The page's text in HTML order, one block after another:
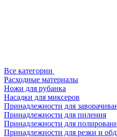
Все категории
Расходные материалы
Ножи для рубанка
Насадки для миксеров
Принадлежности для
Принадлежности для пиления
Принадлежности для
Принадлежности для резки и